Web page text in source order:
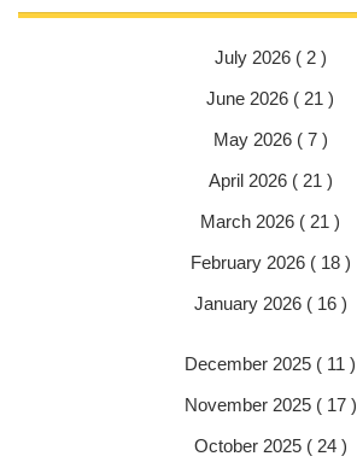
July 2026 ( 2 )
June 2026 ( 21 )
May 2026 ( 7 )
April 2026 ( 21 )
March 2026 ( 21 )
February 2026 ( 18 )
January 2026 ( 16 )
December 2025 ( 11 )
November 2025 ( 17 )
October 2025 ( 24 )